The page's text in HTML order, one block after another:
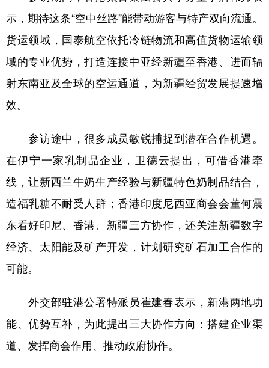
示，期待这条“空中丝路”能带动游客与特产双向流通。
货运领域，国泰航空依托冷链物流和高值货物运输领
域的专业优势，打造连接中亚经新疆至香港、进而辐
射东南亚及全球的空运通道，为新疆经贸发展提速增
效。
参访途中，很多成员敏锐捕捉到潜在合作机遇。
在伊宁一家乳制品企业，卫德云提出，可借香港牵
线，让新西兰牛奶生产经验与新疆特色奶制品结合，
造福乳糖不耐受人群；香港印度尼西亚商会会董何震
东看好印尼、香港、新疆三方协作，还关注新疆数字
经济、太阳能及矿产开发，计划研究矿石加工合作的
可能。
外交部驻港公署特派员崔建春表示，新港两地功
能、优势互补，为此提出三大协作方向：搭建企业渠
道、发挥商会作用、推动政府协作。